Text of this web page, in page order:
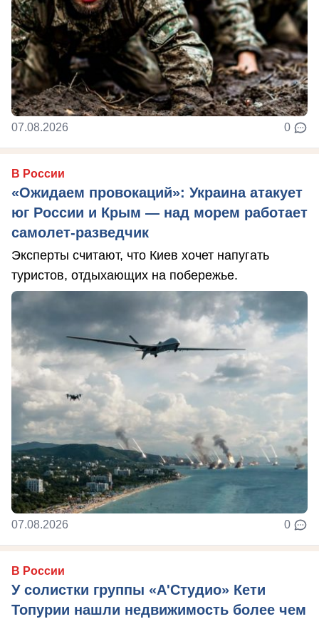
07.08.2026 0
В России
«Ожидаем провокаций»: Украина атакует
юг России и Крым — над морем работает
самолет-разведчик
Эксперты считают, что Киев хочет напугать
туристов, отдыхающих на побережье.
07.08.2026 0
В России
У солистки группы «А'Студио» Кети
Топурии нашли недвижимость более чем